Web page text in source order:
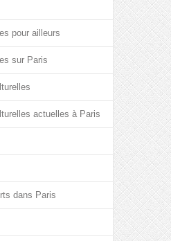
pour ailleurs
sur Paris
actuelles à Paris
dans Paris